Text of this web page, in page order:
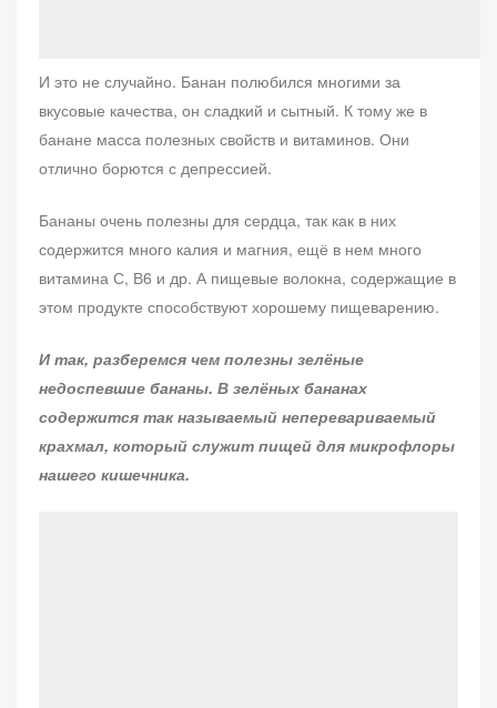
И это не случайно. Банан полюбился многими за
вкусовые качества, он сладкий и сытный. К тому же в
банане масса полезных свойств и витаминов. Они
отлично борются с депрессией.
Бананы очень полезны для сердца, так как в них
содержится много калия и магния, ещё в нем много
витамина С, В6 и др. А пищевые волокна, содержащие в
этом продукте способствуют хорошему пищеварению.
И так, разберемся чем полезны зелёные
недоспевшие бананы. В зелёных бананах
содержится так называемый неперевариваемый
крахмал, который служит пищей для микрофлоры
нашего кишечника.